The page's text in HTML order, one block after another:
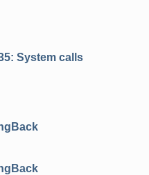
System calls